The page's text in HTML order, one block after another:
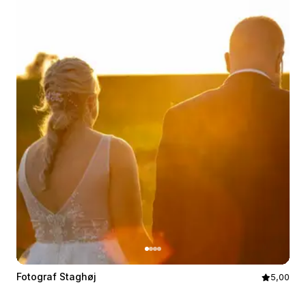
Fotograf Staghøj
5,00